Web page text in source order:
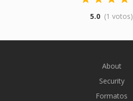
5.0 (1 votos)
About
Security
Formatos